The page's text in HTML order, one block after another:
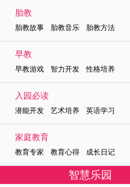
胎教
胎教故事 胎教音乐 胎教方法
早教
早教游戏 智力开发 性格培养
入园必读
潜能开发 艺术培养 英语学习
家庭教育
教育专家 教育心得 成长日记
智慧乐园